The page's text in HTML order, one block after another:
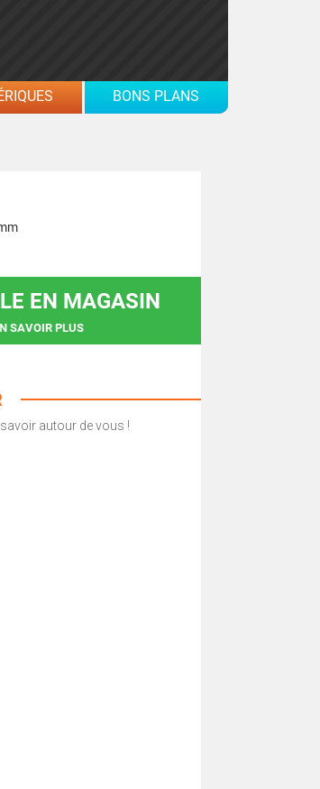
BONS PLANS
EN MAGASIN
SAVOIR PLUS
autour de vous !